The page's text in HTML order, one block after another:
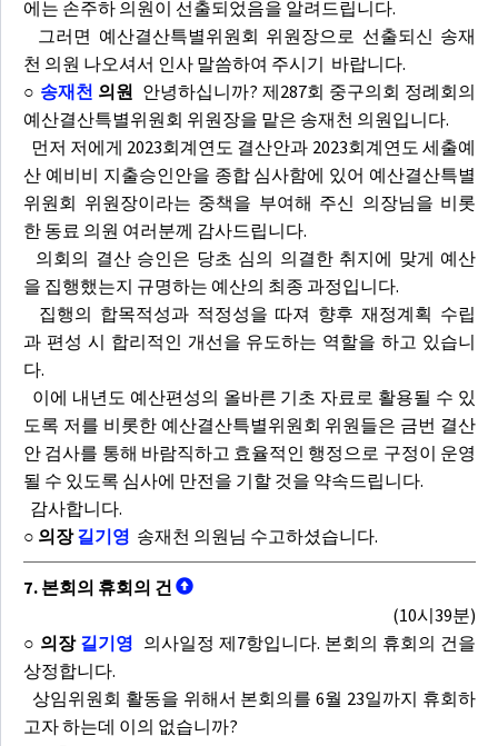
에는 손주하 의원이 선출되었음을 알려드립니다.
그러면 예산결산특별위원회 위원장으로 선출되신 송재
천 의원 나오셔서 인사 말씀하여 주시기 바랍니다.
○ 송재천 의원 안녕하십니까? 제287회 중구의회 정례회의
예산결산특별위원회 위원장을 맡은 송재천 의원입니다.
먼저 저에게 2023회계연도 결산안과 2023회계연도 세출예
산 예비비 지출승인안을 종합 심사함에 있어 예산결산특별
위원회 위원장이라는 중책을 부여해 주신 의장님을 비롯
한 동료 의원 여러분께 감사드립니다.
의회의 결산 승인은 당초 심의 의결한 취지에 맞게 예산
을 집행했는지 규명하는 예산의 최종 과정입니다.
집행의 합목적성과 적정성을 따져 향후 재정계획 수립
과 편성 시 합리적인 개선을 유도하는 역할을 하고 있습니
다.
이에 내년도 예산편성의 올바른 기초 자료로 활용될 수 있
도록 저를 비롯한 예산결산특별위원회 위원들은 금번 결산
안 검사를 통해 바람직하고 효율적인 행정으로 구정이 운영
될 수 있도록 심사에 만전을 기할 것을 약속드립니다.
감사합니다.
○ 의장길기영 송재천 의원님 수고하셨습니다.
7. 본회의 휴회의 건
(10시39분)
○ 의장 길기영 의사일정 제7항입니다. 본회의 휴회의 건을
상정합니다.
상임위원회 활동을 위해서 본회의를 6월 23일까지 휴회하
고자 하는데 이의 없습니까?